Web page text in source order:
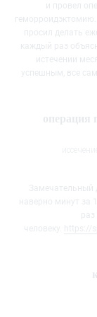
и провел
геморроидэктомию.
просил делать
каждый раз
истечении
успешным, все
операция
Замечательный
наверно минут за
человеку.
https://